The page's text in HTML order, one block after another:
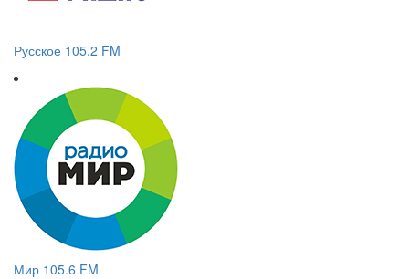
Русское 105.2 FM
Мир 105.6 FM